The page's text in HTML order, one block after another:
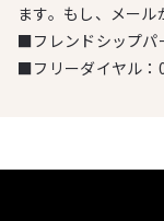
ます。もし、メール
■フレンドシップパ
■フリーダイヤル：